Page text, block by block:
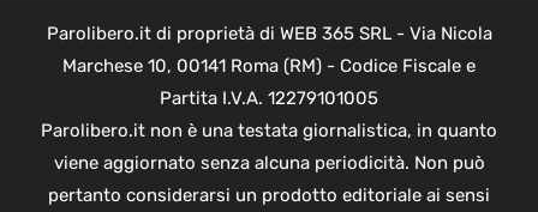
Parolibero.it di proprietà di WEB 365 SRL - Via Nicola
Marchese 10, 00141 Roma (RM) - Codice Fiscale e
Partita I.V.A. 12279101005
Parolibero.it non è una testata giornalistica, in quanto
viene aggiornato senza alcuna periodicità. Non può
pertanto considerarsi un prodotto editoriale ai sensi